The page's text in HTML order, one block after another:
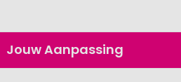
Jouw Aanpassing